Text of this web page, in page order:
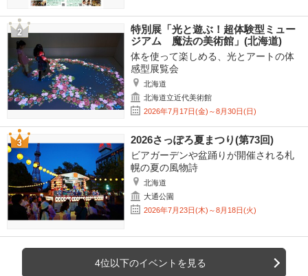
特別展「光と遊ぶ！超体験型ミュー
ジアム 魔法の美術館」(北海道)
体を使って楽しめる、光とアートの体
感型展覧会
北海道
北海道立近代美術館
2026年7月17日(金)～8月30日(日)
2026さっぽろ夏まつり(第73回)
ビアガーデンや盆踊りが開催される札
幌の夏の風物詩
北海道
大通公園
2026年7月23日(木)～8月18日(火)
4位以下のイベントを見る